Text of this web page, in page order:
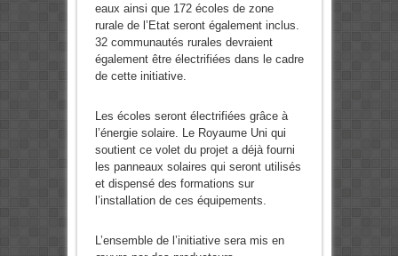
eaux ainsi que 172 écoles de zone
rurale de l’Etat seront également inclus.
32 communautés rurales devraient
également être électrifiées dans le cadre
de cette initiative.
Les écoles seront électrifiées grâce à
l’énergie solaire. Le Royaume Uni qui
soutient ce volet du projet a déjà fourni
les panneaux solaires qui seront utilisés
et dispensé des formations sur
l’installation de ces équipements.
L’ensemble de l’initiative sera mis en